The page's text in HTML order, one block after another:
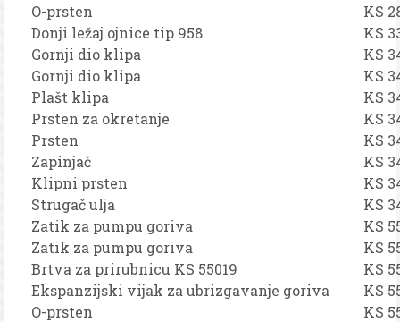
O-prsten
KS
Donji ležaj ojnice tip 958
KS
Gornji dio klipa
KS
Gornji dio klipa
KS
Plašt klipa
KS
Prsten za okretanje
KS
Prsten
KS
Zapinjač
KS
Klipni prsten
KS
Strugač ulja
KS
Zatik za pumpu goriva
KS
Zatik za pumpu goriva
KS
Brtva za prirubnicu KS 55019
KS
Ekspanzijski vijak za ubrizgavanje goriva
KS
O-prsten
KS